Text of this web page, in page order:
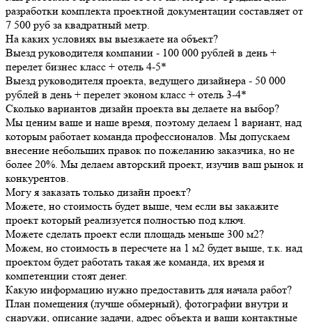
разработки комплекта проектной документации составляет от
7 500 руб за квадратный метр.
На каких условиях вы выезжаете на объект?
Выезд руководителя компании - 100 000 рублей в день +
перелет бизнес класс + отель 4-5*
Выезд руководителя проекта, ведущего дизайнера - 50 000
рублей в день + перелет эконом класс + отель 3-4*
Сколько вариантов дизайн проекта вы делаете на выбор?
Мы ценим ваше и наше время, поэтому делаем 1 вариант, над
которым работает команда профессионалов. Мы допускаем
внесение небольших правок по пожеланию заказчика, но не
более 20%. Мы делаем авторский проект, изучив ваш рынок и
конкурентов.
Могу я заказать только дизайн проект?
Можете, но стоимость будет выше, чем если вы закажите
проект который реализуется полностью под ключ.
Можете сделать проект если площадь меньше 300 м2?
Можем, но стоимость в пересчете на 1 м2 будет выше, т.к. над
проектом будет работать такая же команда, их время и
компетенции стоят денег.
Какую информацию нужно предоставить для начала работ?
План помещения (лучше обмерный), фотографии внутри и
снаружи, описание задачи, адрес объекта и ваши контактные